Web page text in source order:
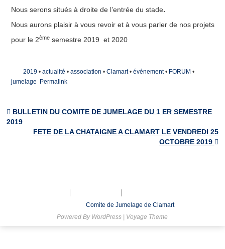
Les domaines d’intervention
Les villes jumelles
Actualités
Agenda et bulletins
Galerie de Photos
Adhésion
Nous contacter
Formulaire de Contact
Nous serons situés à droite de l’entrée du stade.
Nous aurons plaisir à vous revoir et à vous parler de nos projets
pour le 2èmesemestre 2019 et 2020
2019• actualité • association • Clamart• événement• FORUM •
jumelage
Permalink
Post navigation
BULLETIN DU COMITE DE JUMELAGE DU 1 ER SEMESTRE
2019
FETE DE LA CHATAIGNE A CLAMART LE VENDREDI 25
OCTOBRE 2019
Comite de Jumelage de Clamart
Powered By WordPress Voyage Theme